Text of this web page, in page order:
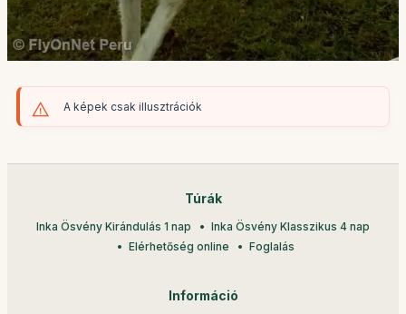
A képek csak illusztrációk
Túrák
Inka Ösvény Kirándulás 1 nap
Inka Ösvény Klasszikus 4 nap
Elérhetőség online
Foglalás
Információ